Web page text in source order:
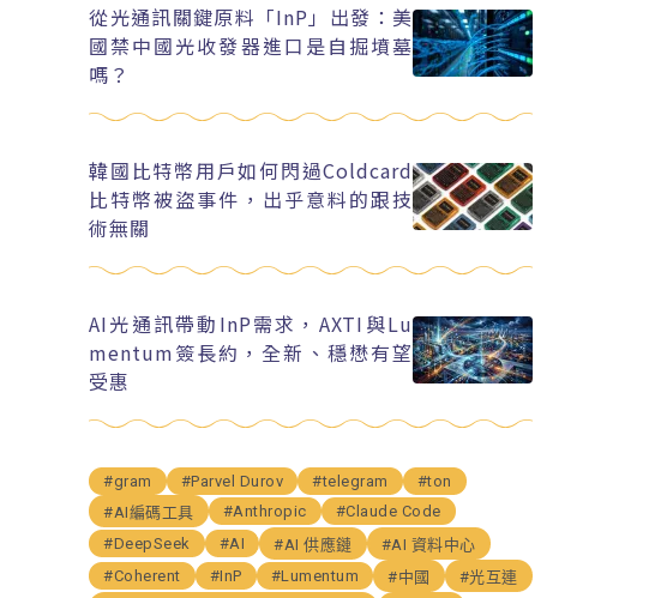
從光通訊關鍵原料「InP」出發：美
國禁中國光收發器進口是自掘墳墓
嗎？
韓國比特幣用戶如何閃過Coldcard
比特幣被盜事件，出乎意料的跟技
術無關
AI光通訊帶動InP需求，AXTI與Lu
mentum簽長約，全新、穩懋有望
受惠
#gram #Parvel Durov #telegram
#ton
#AI編碼工具
#Anthropic
#Claude Code
#DeepSeek
#AI #AI 供應鏈
#AI 資料中心
#Coherent
#InP #Lumentum #中國
#光互連